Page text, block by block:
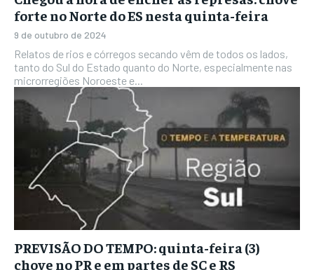
forte no Norte do ES nesta quinta-feira
9 de outubro de 2024
Relatos de rios e córregos secando vêm de todos os lados,
tanto do Sul do Estado quanto do Norte, especialmente nas
microrregiões Noroeste e...
PREVISÃO DO TEMPO: quinta-feira (3)
chove no PR e em partes de SC e RS